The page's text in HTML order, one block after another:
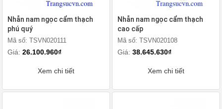
Nhẫn nam ngọc cẩm thạch
phú quý
Mã số: TSVN020111
Giá: 26.100.960₫
Xem chi tiết
Nhẫn nam ngọc cẩm thạch
cao cấp
Mã số: TSVN020108
Giá: 38.645.630₫
Xem chi tiết